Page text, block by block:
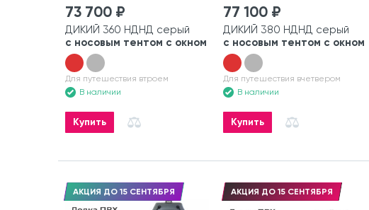
73 700 ₽
ДИКИЙ 360 НДНД серый
с носовым тентом с окном
Для путешествия втроем
В наличии
Купить
77 100 ₽
ДИКИЙ 380 НДНД серый
с носовым тентом с окном
Для путешествия вчетвером
В наличии
Купить
АКЦИЯ ДО 15 СЕНТЯБРЯ АКЦИЯ ДО 15 СЕНТЯБРЯ